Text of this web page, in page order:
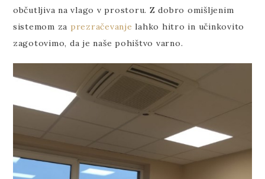
občutljiva na vlago v prostoru. Z dobro omišljenim
sistemom za prezračevanje lahko hitro in učinkovito
zagotovimo, da je naše pohištvo varno.